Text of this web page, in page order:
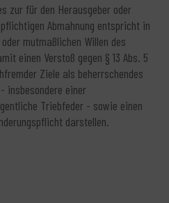
zur für den Herausgeber oder
Abmahnung entspricht in
mutmaßlichen Willen des
einen Verstoß gegen § 13 Abs. 5
Ziele als beherrschendes
insbesondere einer
Triebfeder - sowie einen
darstellen.